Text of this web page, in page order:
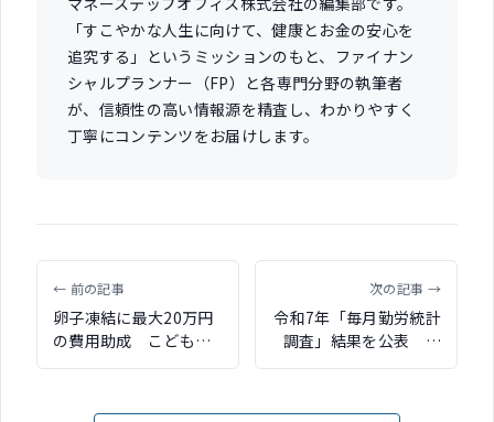
「すこやかな人生に向けて、健康とお金の安心を
追究する」というミッションのもと、ファイナン
シャルプランナー（FP）と各専門分野の執筆者
が、信頼性の高い情報源を精査し、わかりやすく
丁寧にコンテンツをお届けします。
← 前の記事
卵子凍結に最大20万円
の費用助成 こども家
庭庁が都道府県にモデ
次の記事 →
令和7年「毎月勤労統計
調査」結果を公表 現
金給与総額は増加する
が続く